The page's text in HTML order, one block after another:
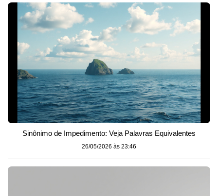
Sinônimo de Impedimento: Veja Palavras Equivalentes
26/05/2026 às 23:46